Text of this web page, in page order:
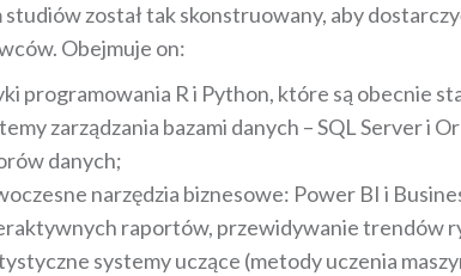
studiów został tak skonstruowany, aby
Obejmuje on:
programowania R i Python, które są obecnie
zarządzania bazami danych – SQL Server i
danych;
narzędzia biznesowe: Power BI i
raportów, przewidywanie trendów
systemy uczące (metody uczenia